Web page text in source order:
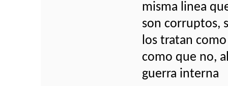
misma linea
son corruptos,
los tratan
como que no,
guerra interna